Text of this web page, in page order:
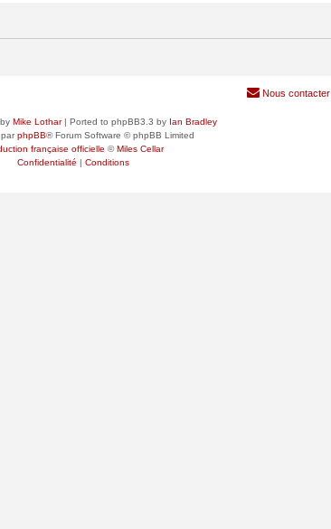
Nous contacter
Mike Lothar| Ported to phpBB3.3 by Ian Bradley
parphpBB® Forum Software © phpBB Limited
française officielle ©Miles Cellar
Confidentialité | Conditions